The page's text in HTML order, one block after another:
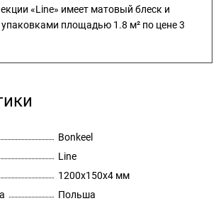
«Line» имеет матовый блеск и
площадью 1.8 м² по цене 3
Bonkeel
Line
1200х150х4 мм
Польша